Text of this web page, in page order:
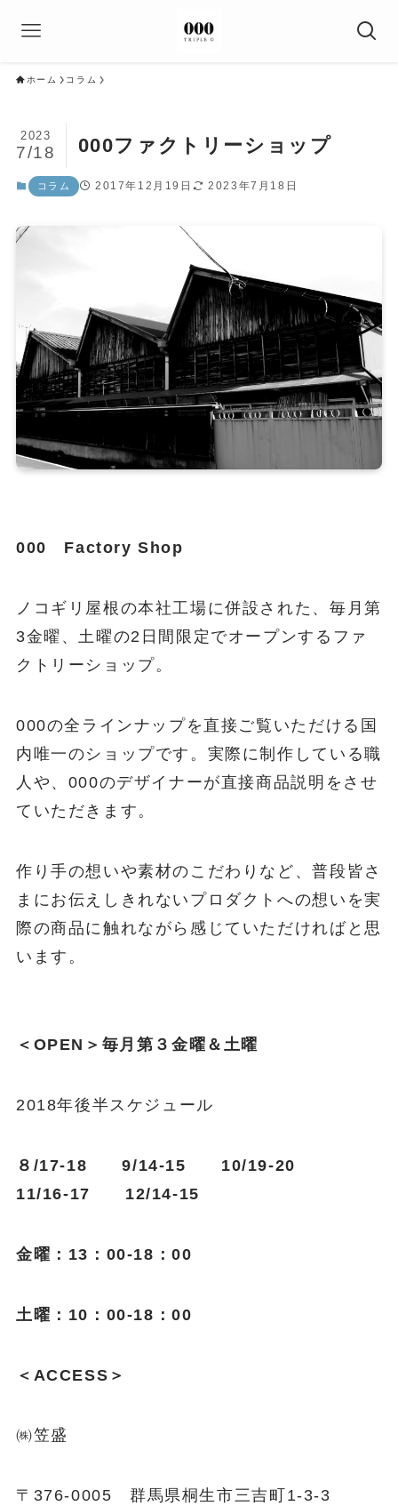
ホーム コラム
000ファクトリーショップ
2023
7/18
コラム 2017年12月19日 2023年7月18日
000 Factory Shop
ノコギリ屋根の本社工場に併設された、毎月第
3金曜、土曜の2日間限定でオープンするファ
クトリーショップ。
000の全ラインナップを直接ご覧いただける国
内唯一のショップです。実際に制作している職
人や、000のデザイナーが直接商品説明をさせ
ていただきます。
作り手の想いや素材のこだわりなど、普段皆さ
まにお伝えしきれないプロダクトへの想いを実
際の商品に触れながら感じていただければと思
います。
＜OPEN＞毎月第３金曜＆土曜
2018年後半スケジュール
８/17-18 9/14-15 10/19-20
11/16-17 12/14-15
金曜：13：00-18：00
土曜：10：00-18：00
＜ACCESS＞
㈱笠盛
〒376-0005 群馬県桐生市三吉町1-3-3